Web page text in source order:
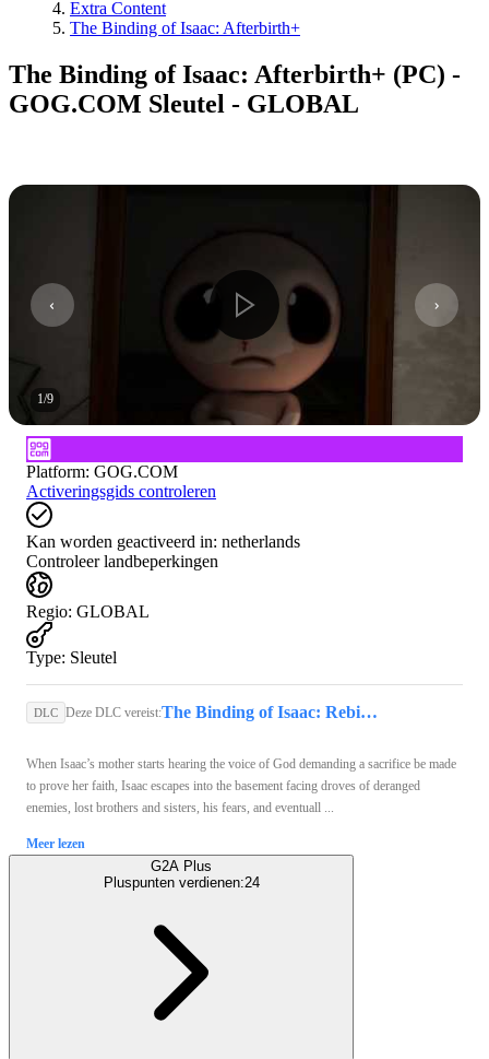
Extra Content
The Binding of Isaac: Afterbirth+
The Binding of Isaac: Afterbirth+ (PC) -
GOG.COM Sleutel - GLOBAL
1/9
Platform: GOG.COM
Activeringsgids controleren
Kan worden geactiveerd in: netherlands
Controleer landbeperkingen
Regio: GLOBAL
Type: Sleutel
DLC Deze DLC vereist: The Binding of Isaac: Rebirth (PC) - GOG.COM Key - GLOBAL
When Isaac’s mother starts hearing the voice of God demanding a sacrifice be made
to prove her faith, Isaac escapes into the basement facing droves of deranged
enemies, lost brothers and sisters, his fears, and eventuall ...
Meer lezen
G2A Plus
Pluspunten verdienen:24